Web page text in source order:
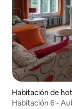
Habitación de
Habitación 6 -